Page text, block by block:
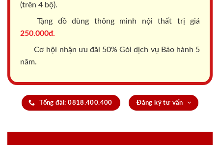
(trên 4 bộ).
Tặng đồ dùng thông minh nội thất trị giá
250.000đ.
Cơ hội nhận ưu đãi 50% Gói dịch vụ Bảo hành 5
năm.
Tổng đài: 0818.400.400 Đăng ký tư vấn